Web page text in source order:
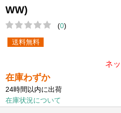
WW)
(0)
送料無料
ネ
在庫わずか
24時間以内に出荷
在庫状況について